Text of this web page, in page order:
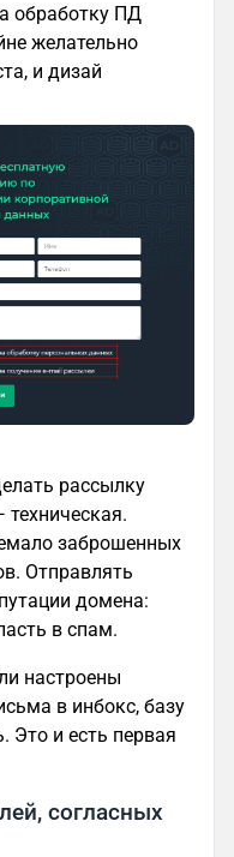
обработку ПД
желательно
и дизай
рассылку
заброшенных
Отправлять
домена:
в спам.
настроены
в инбокс, базу
Это и есть первая
согласных